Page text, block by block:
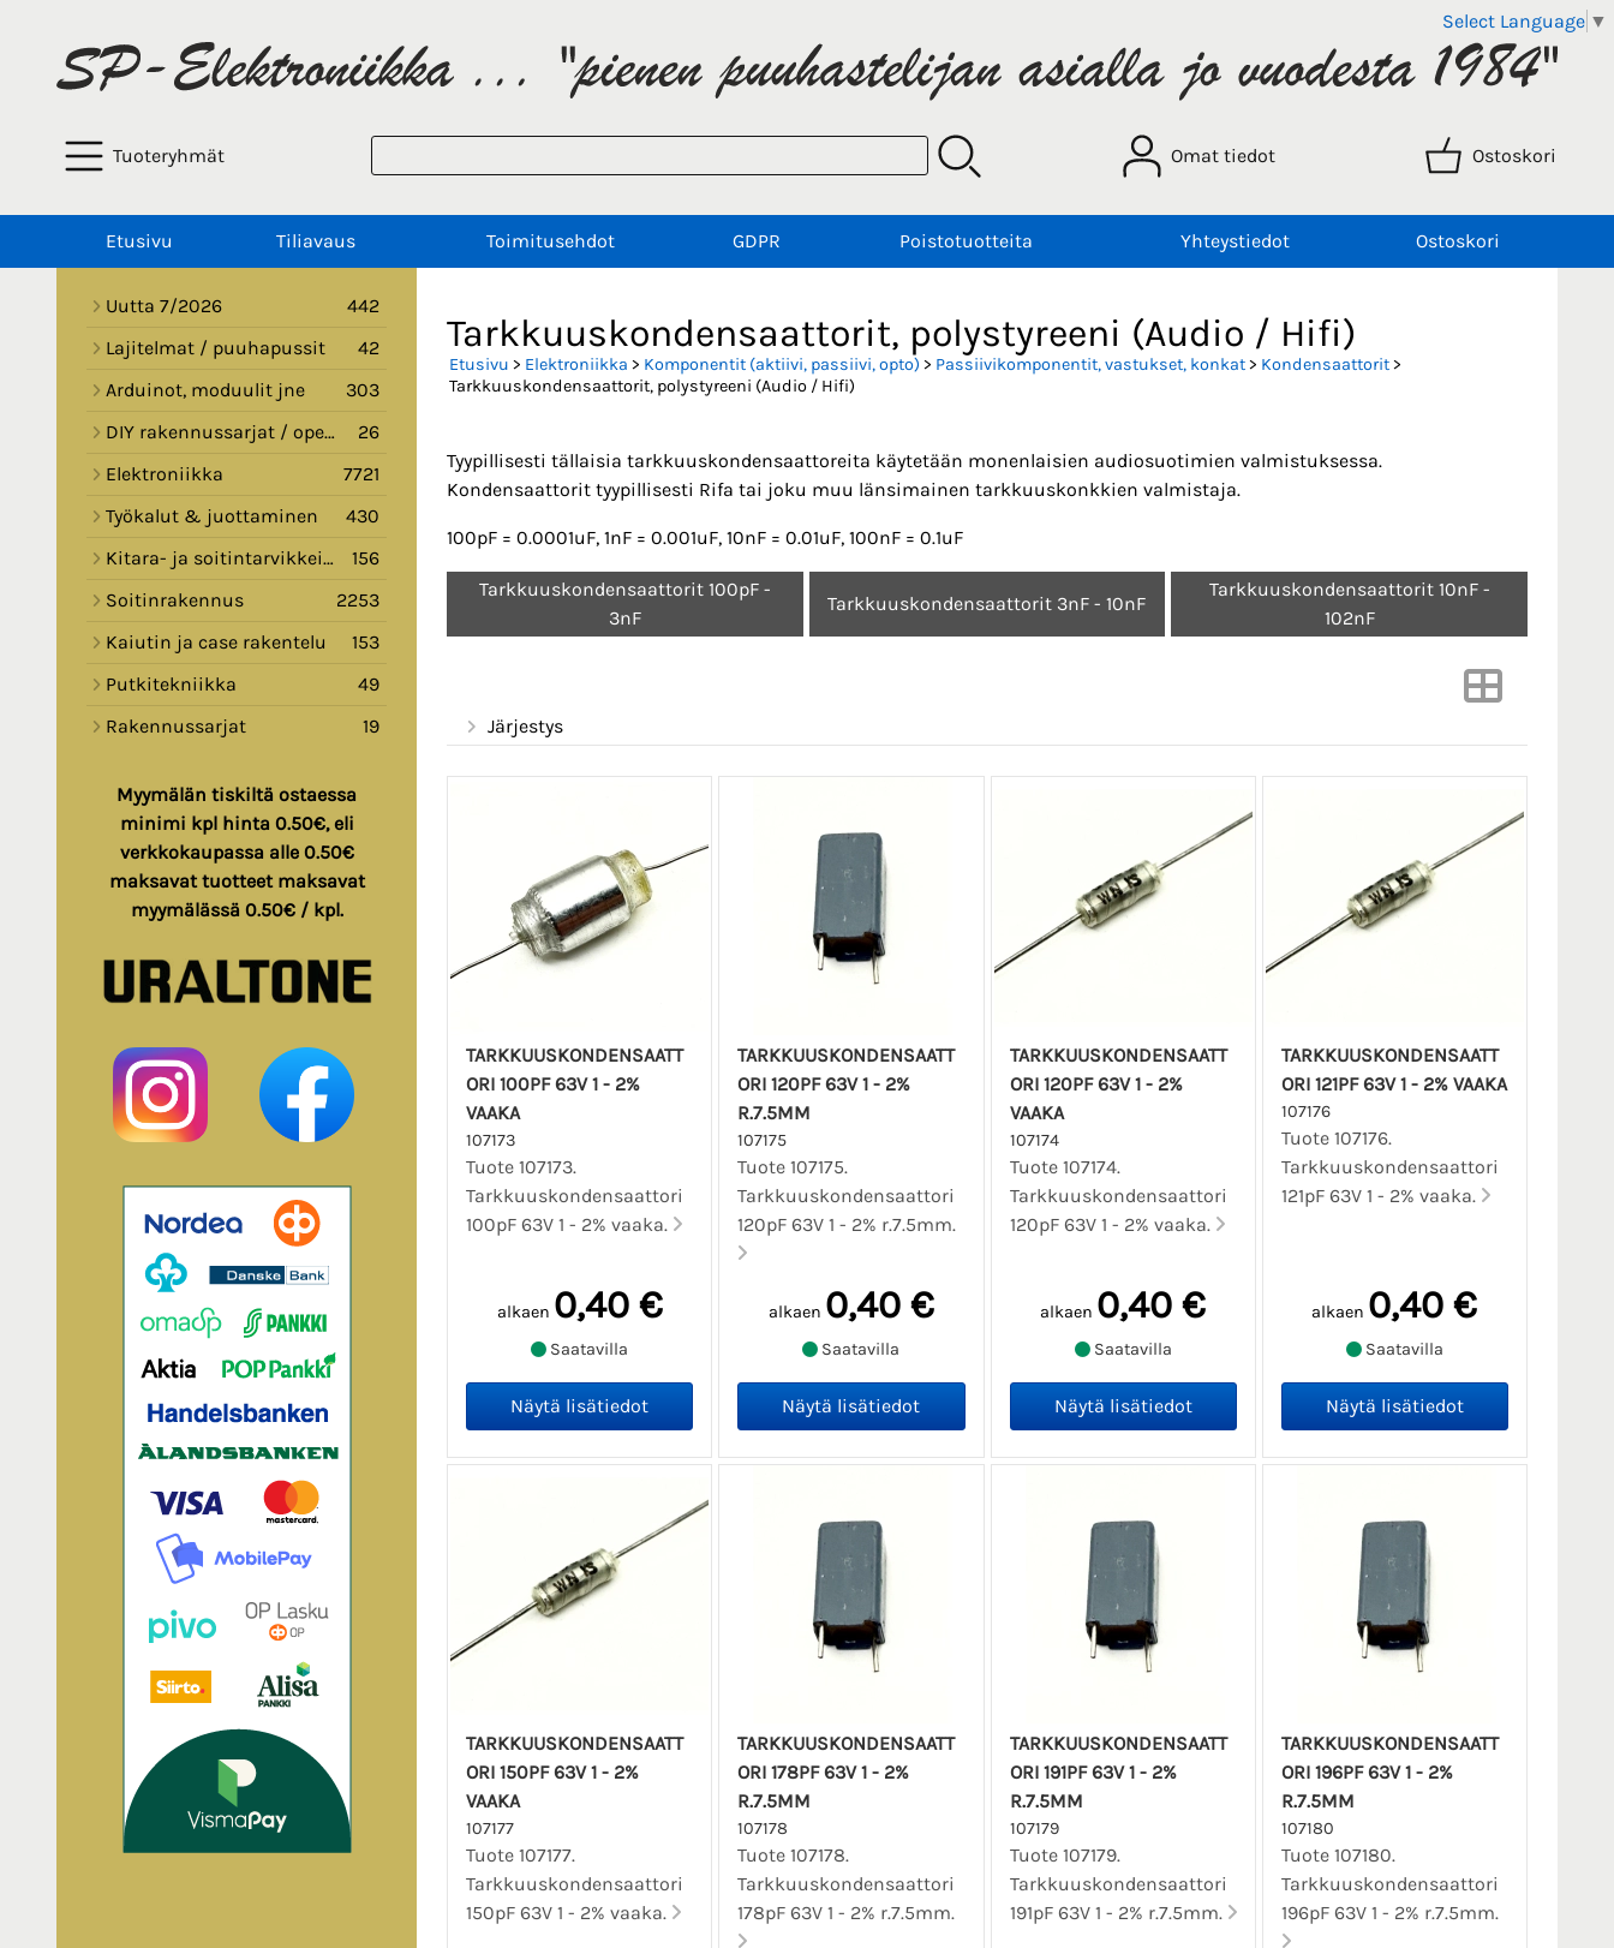
Select Language ▼
Tuoteryhmät Omat tiedot Ostoskori
Etusivu Tiliavaus Toimitusehdot GDPR Poistotuotteita Yhteystiedot Ostoskori
Uutta 7/2026
442
Lajitelmat / puuhapussit
42
Arduinot, moduulit jne
303
DIY rakennussarjat / opetussarjat
26
Elektroniikka
7721
Työkalut & juottaminen
430
Kitara- ja soitintarvikkeita
156
Soitinrakennus
2253
Kaiutin ja case rakentelu
153
Putkitekniikka
49
Rakennussarjat
19
Myymälän tiskiltä ostaessa
minimi kpl hinta 0.50€, eli
verkkokaupassa alle 0.50€
maksavat tuotteet maksavat
myymälässä 0.50€ / kpl.
Tarkkuuskondensaattorit, polystyreeni (Audio / Hifi)
Etusivu > Elektroniikka > Komponentit (aktiivi, passiivi, opto) > Passiivikomponentit, vastukset, konkat> Kondensaattorit>
Tarkkuuskondensaattorit, polystyreeni (Audio / Hifi)
Tyypillisesti tällaisia tarkkuuskondensaattoreita käytetään monenlaisien audiosuotimien valmistuksessa.
Kondensaattorit tyypillisesti Rifa tai joku muu länsimainen tarkkuuskonkkien valmistaja.
100pF = 0.0001uF, 1nF = 0.001uF, 10nF = 0.01uF, 100nF = 0.1uF
Tarkkuuskondensaattorit 100pF -
3nF
Tarkkuuskondensaattorit 3nF - 10nF
Tarkkuuskondensaattorit 10nF -
102nF
Järjestys
TARKKUUSKONDENSAATT
ORI 100PF 63V 1 - 2%
VAAKA
107173
Tuote 107173.
Tarkkuuskondensaattori
100pF 63V 1 - 2% vaaka.
alkaen 0,40 €
Saatavilla
TARKKUUSKONDENSAATT
ORI 120PF 63V 1 - 2%
R.7.5MM
107175
Tuote 107175.
Tarkkuuskondensaattori
120pF 63V 1 - 2% r.7.5mm.
alkaen 0,40 €
Saatavilla
TARKKUUSKONDENSAATT
ORI 120PF 63V 1 - 2%
VAAKA
107174
Tuote 107174.
Tarkkuuskondensaattori
120pF 63V 1 - 2% vaaka.
alkaen 0,40 €
Saatavilla
TARKKUUSKONDENSAATT
ORI 121PF 63V 1 - 2% VAAKA
107176
Tuote 107176.
Tarkkuuskondensaattori
121pF 63V 1 - 2% vaaka.
alkaen 0,40 €
Saatavilla
TARKKUUSKONDENSAATT
ORI 150PF 63V 1 - 2%
VAAKA
107177
Tuote 107177.
Tarkkuuskondensaattori
150pF 63V 1 - 2% vaaka.
TARKKUUSKONDENSAATT
ORI 178PF 63V 1 - 2%
R.7.5MM
107178
Tuote 107178.
Tarkkuuskondensaattori
178pF 63V 1 - 2% r.7.5mm.
TARKKUUSKONDENSAATT
ORI 191PF 63V 1 - 2%
R.7.5MM
107179
Tuote 107179.
Tarkkuuskondensaattori
191pF 63V 1 - 2% r.7.5mm.
TARKKUUSKONDENSAATT
ORI 196PF 63V 1 - 2%
R.7.5MM
107180
Tuote 107180.
Tarkkuuskondensaattori
196pF 63V 1 - 2% r.7.5mm.